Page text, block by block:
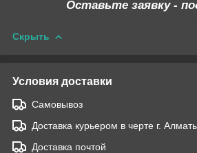
Оставьте заявку -
Скрыть
Условия доставки
Самовывоз
Доставка курьером в черте г.
Доставка почтой